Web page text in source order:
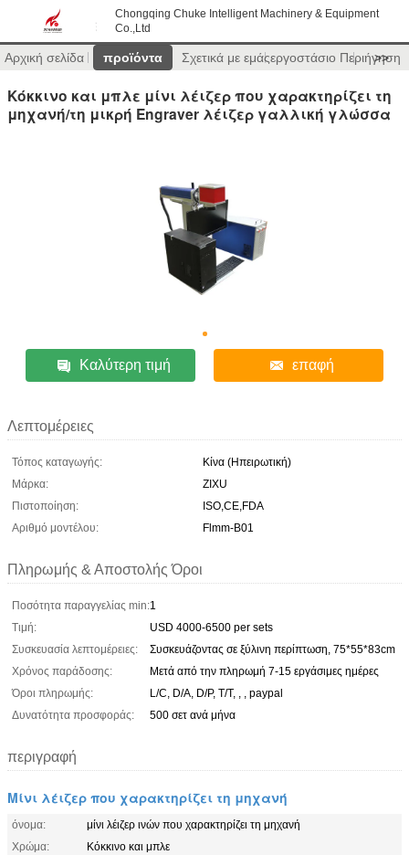
Chongqing Chuke Intelligent Machinery & Equipment
Co.,Ltd
Αρχική σελίδα προϊόντα Σχετικά με εμάςεργοστάσιο Περιήγηση
>>
Κόκκινο και μπλε μίνι λέιζερ που χαρακτηρίζει τη
μηχανή/τη μικρή Engraver λέιζερ γαλλική γλώσσα
Καλύτερη τιμή επαφή
Λεπτομέρειες
Τόπος καταγωγής:
Κίνα (Ηπειρωτική)
Μάρκα:
ZIXU
Πιστοποίηση:
ISO,CE,FDA
Αριθμό μοντέλου:
Flmm-B01
Πληρωμής & Αποστολής Όροι
Ποσότητα παραγγελίας min:1
Τιμή:
USD 4000-6500 per sets
Συσκευασία λεπτομέρειες:
Συσκευάζοντας σε ξύλινη περίπτωση, 75*55*83cm
Χρόνος παράδοσης:
Μετά από την πληρωμή 7-15 εργάσιμες ημέρες
Όροι πληρωμής:
L/C, D/A, D/P, T/T, , , paypal
Δυνατότητα προσφοράς:
500 σετ ανά μήνα
περιγραφή
Μίνι λέιζερ που χαρακτηρίζει τη μηχανή
όνομα:
μίνι λέιζερ ινών που χαρακτηρίζει τη μηχανή
Χρώμα:
Κόκκινο και μπλε